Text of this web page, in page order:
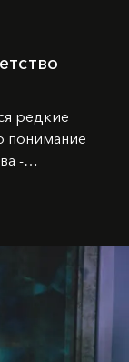
редкие
понимание
-